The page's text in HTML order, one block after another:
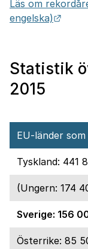
Läs om
engelska)
Statistik
2015
EU-länder
Tyskland: 441
(Ungern: 174
Sverige: 156
Österrike: 85